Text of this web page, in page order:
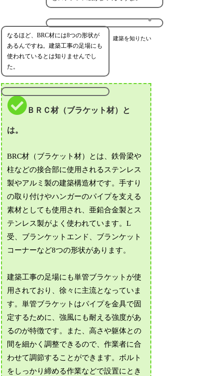
建築を知りたい
なるほど、BRC材には8つの形状が
あるんですね。建築工事の足場にも
使われているとは知りませんでし
た。
ＢＲＣ材（ブラケット材）と
は。
BRC材（ブラケット材）とは、鉄骨梁や
柱などの接合部に使用されるステンレス
製やアルミ製の建築構造材です。手すり
の取り付けやハンガーのパイプを支える
素材としても使用され、亜鉛合金製とス
テンレス製がよく使われています。L
受、ブランケットエンド、ブランケット
コーナーなど8つの形状があります。
建築工事の足場にも単管ブラケットが使
用されており、徐々に主流となっていま
す。単管ブラケットはパイプを金具で固
定するために、強風にも耐える強度があ
るのが特徴です。また、高さや躯体との
間を細かく調整できるので、作業者に合
わせて調節することができます。ボルト
をしっかり締める作業などで設置にとき